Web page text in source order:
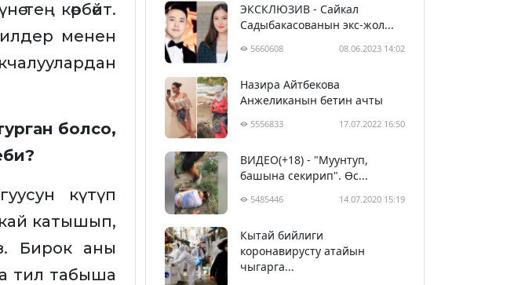
тең көрбөйт.
менен
болсо,
күтүп
катышып,
Бирок аны
тил табыша
ЭКСКЛЮЗИВ - Сайкал
Садыбакасованын экс-жол...
5660608 08.06.2023 14:02
Назира Айтбекова
Анжеликанын бетин ачты
5556833 17.07.2022 16:50
ВИДЕО(+18) - "Муунтуп,
башына секирип". Өс...
5485446 14.07.2020 15:19
Кытай бийлиги
коронавирусту атайын
чыгарга...